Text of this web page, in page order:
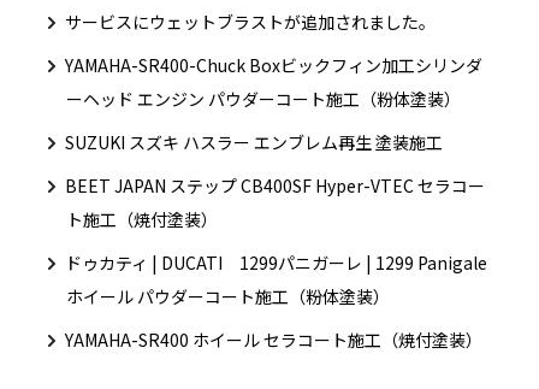
サービスにウェットブラストが追加されました。
YAMAHA-SR400-Chuck Boxビックフィン加工シリンダ
ーヘッド エンジン パウダーコート施工（粉体塗装）
SUZUKI スズキ ハスラー エンブレム再生 塗装施工
BEET JAPAN ステップ CB400SF Hyper-VTEC セラコー
ト施工（焼付塗装）
ドゥカティ | DUCATI 1299パニガーレ | 1299 Panigale
ホイール パウダーコート施工（粉体塗装）
YAMAHA-SR400 ホイール セラコート施工（焼付塗装）